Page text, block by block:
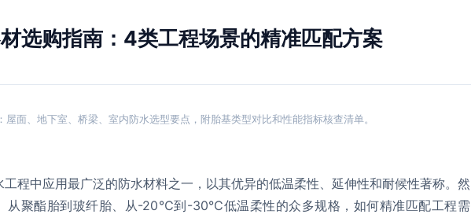
选购指南：4类工程场景的精准匹配方案
面、地下室、桥梁、室内防水选型要点，附胎基类型对比和性能指标核查清单。
程中应用最广泛的防水材料之一，以其优异的低温柔性、延伸性和耐候性著称。然
从聚酯胎到玻纤胎、从-20℃到-30℃低温柔性的众多规格，如何精准匹配工程需